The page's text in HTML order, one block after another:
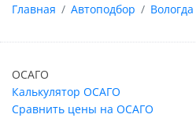
Главная Автоподбор Вологда
ОСАГО
Калькулятор ОСАГО
Сравнить цены на ОСАГО